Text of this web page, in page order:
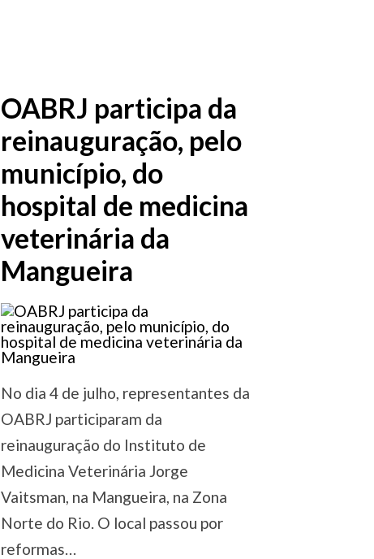
OABRJ participa da
reinauguração, pelo
município, do
hospital de medicina
veterinária da
Mangueira
No dia 4 de julho, representantes da
OABRJ participaram da
reinauguração do Instituto de
Medicina Veterinária Jorge
Vaitsman, na Mangueira, na Zona
Norte do Rio. O local passou por
reformas…